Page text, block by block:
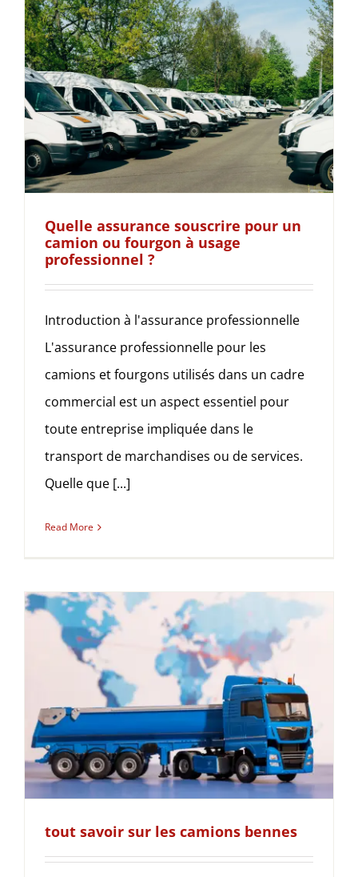
Quelle assurance souscrire pour un
camion ou fourgon à usage
professionnel ?
Introduction à l'assurance professionnelle
L'assurance professionnelle pour les
camions et fourgons utilisés dans un cadre
commercial est un aspect essentiel pour
toute entreprise impliquée dans le
transport de marchandises ou de services.
Quelle que [...]
Read More
tout savoir sur les camions bennes